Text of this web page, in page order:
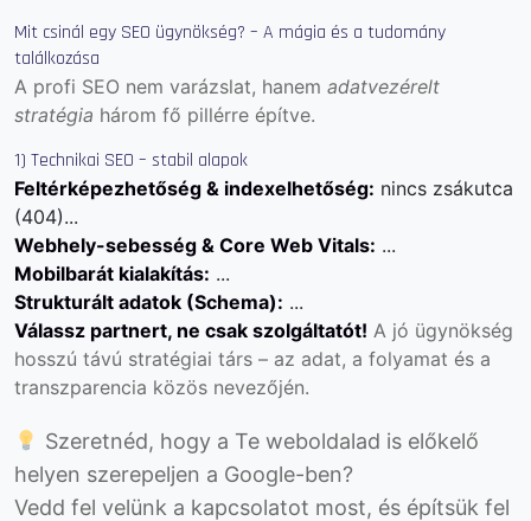
Mit csinál egy SEO ügynökség? – A mágia és a tudomány
találkozása
A profi SEO nem varázslat, hanem adatvezérelt
stratégia három fő pillérre építve.
1) Technikai SEO – stabil alapok
Feltérképezhetőség & indexelhetőség: nincs zsákutca
(404)...
Webhely-sebesség & Core Web Vitals: ...
Mobilbarát kialakítás: ...
Strukturált adatok (Schema): ...
Válassz partnert, ne csak szolgáltatót! A jó ügynökség
hosszú távú stratégiai társ – az adat, a folyamat és a
transzparencia közös nevezőjén.
Szeretnéd, hogy a Te weboldalad is előkelő
helyen szerepeljen a Google-ben?
Vedd fel velünk a kapcsolatot most, és építsük fel